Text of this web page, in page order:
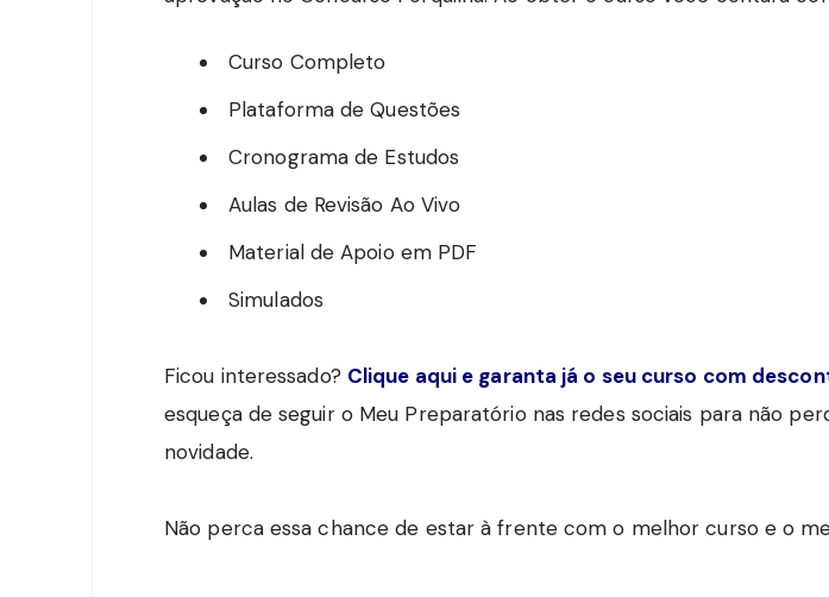
Curso Completo
Plataforma de Questões
Cronograma de Estudos
Aulas de Revisão Ao Vivo
Material de Apoio em PDF
Simulados
Ficou interessado? Clique aqui e garanta já o seu curso com
esqueça de seguir o Meu Preparatório nas redes sociais para não
novidade.
Não perca essa chance de estar à frente com o melhor curso e o